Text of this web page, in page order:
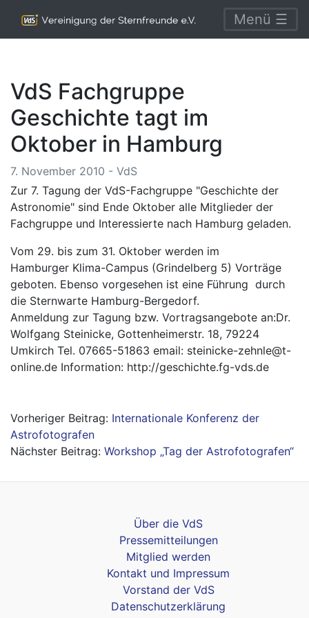
Menü ☰
VdS Fachgruppe
Geschichte tagt im
Oktober in Hamburg
7. November 2010 - VdS
Zur 7. Tagung der VdS-Fachgruppe "Geschichte der
Astronomie" sind Ende Oktober alle Mitglieder der
Fachgruppe und Interessierte nach Hamburg geladen.
Vom 29. bis zum 31. Oktober werden im
Hamburger Klima-Campus (Grindelberg 5) Vorträge
geboten. Ebenso vorgesehen ist eine Führung durch
die Sternwarte Hamburg-Bergedorf.
Anmeldung zur Tagung bzw. Vortragsangebote an:Dr.
Wolfgang Steinicke, Gottenheimerstr. 18, 79224
Umkirch Tel. 07665-51863 email: steinicke-zehnle@t-
online.de Information: http://geschichte.fg-vds.de
BeitragsnavigationInternationale Konferenz der
Astrofotografen
Workshop „Tag der Astrofotografen“
Über die VdS
Pressemitteilungen
Mitglied werden
Kontakt und Impressum
Vorstand der VdS
Datenschutzerklärung